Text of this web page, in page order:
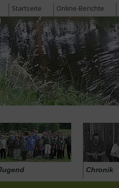
Startseite Online-Berichte
Chronik